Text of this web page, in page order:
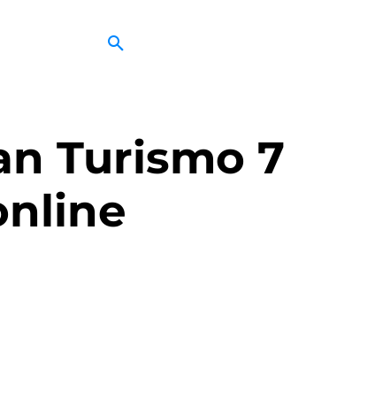
Turismo 7